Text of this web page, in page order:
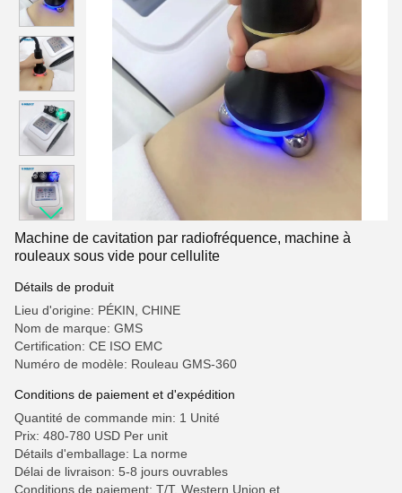
Machine de cavitation par radiofréquence, machine à
rouleaux sous vide pour cellulite
Détails de produit
Lieu d'origine: PÉKIN, CHINE
Nom de marque: GMS
Certification: CE ISO EMC
Numéro de modèle: Rouleau GMS-360
Conditions de paiement et d'expédition
Quantité de commande min: 1 Unité
Prix: 480-780 USD Per unit
Détails d'emballage: La norme
Délai de livraison: 5-8 jours ouvrables
Conditions de paiement: T/T, Western Union et